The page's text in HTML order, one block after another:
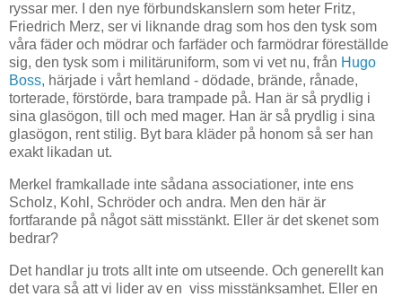
ryssar mer. I den nye förbundskanslern som heter Fritz,
Friedrich Merz, ser vi liknande drag som hos den tysk som
våra fäder och mödrar och farfäder och farmödrar föreställde
sig, den tysk som i militäruniform, som vi vet nu, från Hugo
Boss, härjade i vårt hemland - dödade, brände, rånade,
torterade, förstörde, bara trampade på. Han är så prydlig i
sina glasögon, till och med mager. Han är så prydlig i sina
glasögon, rent stilig. Byt bara kläder på honom så ser han
exakt likadan ut.
Merkel framkallade inte sådana associationer, inte ens
Scholz, Kohl, Schröder och andra. Men den här är
fortfarande på något sätt misstänkt. Eller är det skenet som
bedrar?
Det handlar ju trots allt inte om utseende. Och generellt kan
det vara så att vi lider av en viss misstänksamhet. Eller en